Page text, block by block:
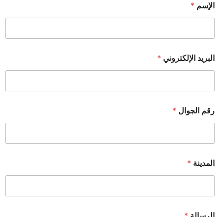
الإسم *
البريد الإلكتروني *
رقم الجوال *
المدينة *